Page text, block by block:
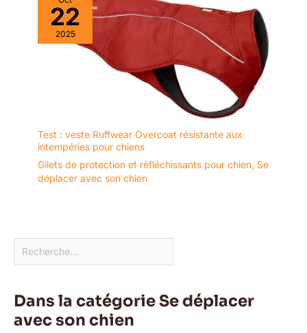
22
2025
Test : veste Ruffwear Overcoat résistante aux
intempéries pour chiens
Gilets de protection et réfléchissants pour chien, Se
déplacer avec son chien
Dans la catégorie Se déplacer
avec son chien